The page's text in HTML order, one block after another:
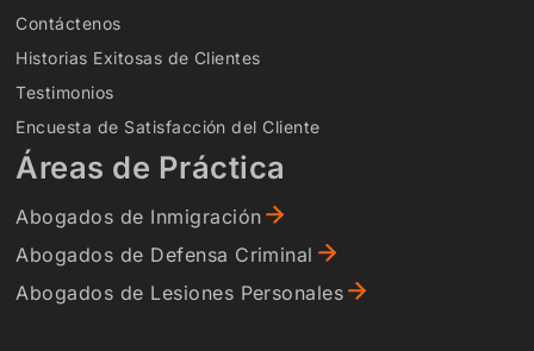
Contáctenos
Historias Exitosas de Clientes
Testimonios
Encuesta de Satisfacción del Cliente
Áreas de Práctica
Abogados de Inmigración
Abogados de Defensa Criminal
Abogados de Lesiones Personales